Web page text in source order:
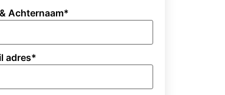
Achternaam*
adres*